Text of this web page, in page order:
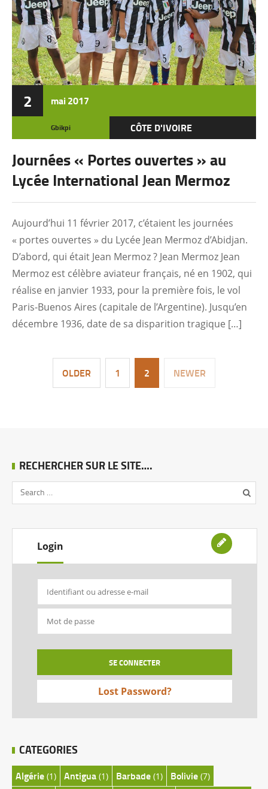
2 mai2017
Gbikpi CÔTE D'IVOIRE
Journées « Portes ouvertes » au
Lycée International Jean Mermoz
Aujourd’hui 11 février 2017, c’étaient les journées
« portes ouvertes » du Lycée Jean Mermoz d’Abidjan.
D’abord, qui était Jean Mermoz ? Jean Mermoz Jean
Mermoz est célèbre aviateur français, né en 1902, qui
réalise en janvier 1933, pour la première fois, le vol
Paris-Buenos Aires (capitale de l’Argentine). Jusqu’en
décembre 1936, date de sa disparition tragique […]
OLDER 1 2 NEWER
RECHERCHER SUR LE SITE….
Login
Lost Password?
CATEGORIES
Algérie (1) Antigua (1) Barbade (1) Bolivie (7)